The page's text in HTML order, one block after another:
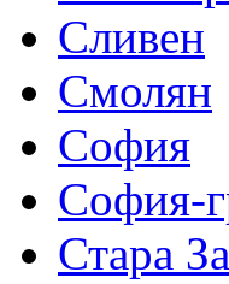
Сливен
Смолян
София
София-
Стара